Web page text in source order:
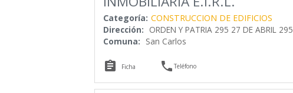
Categoría: CONSTRUCCION DE EDIFICIOS
Dirección: ORDEN Y PATRIA 295 27 DE ABRIL 295
Comuna: San Carlos
 Ficha Teléfono